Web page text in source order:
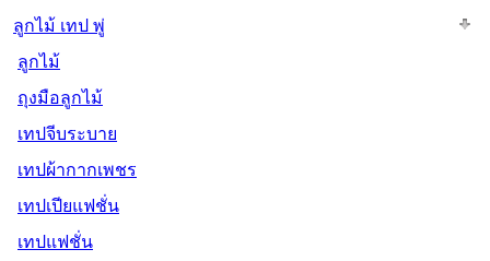
ลูกไม้ เทป พู่
ลูกไม้
ถุงมือลูกไม้
เทปจีบระบาย
เทปผ้ากากเพชร
เทปเปียแฟชั่น
เทปแฟชั่น